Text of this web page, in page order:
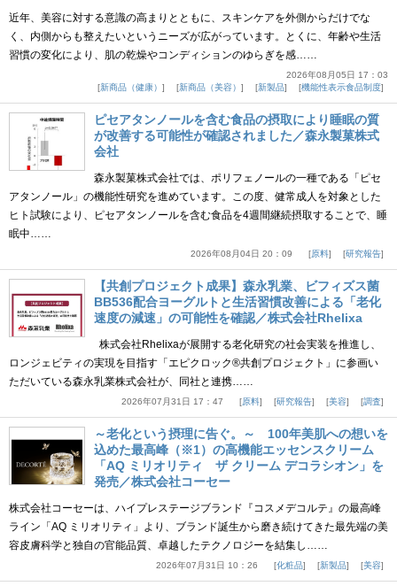
近年、美容に対する意識の高まりとともに、スキンケアを外側からだけでな
く、内側からも整えたいというニーズが広がっています。とくに、年齢や生活
習慣の変化により、肌の乾燥やコンディションのゆらぎを感……
2026年08月05日 17：03
新商品（健康）
新商品（美容） 新製品 機能性表示食品制度
ピセアタンノールを含む食品の摂取により睡眠の質
が改善する可能性が確認されました／森永製菓株式
会社
森永製菓株式会社では、ポリフェノールの一種である「ピセ
アタンノール」の機能性研究を進めています。この度、健常成人を対象とした
ヒト試験により、ピセアタンノールを含む食品を4週間継続摂取することで、睡
眠中……
2026年08月04日 20：09 原料 研究報告
【共創プロジェクト成果】森永乳業、ビフィズス菌
BB536配合ヨーグルトと生活習慣改善による「老化
速度の減速」の可能性を確認／株式会社Rhelixa
株式会社Rhelixaが展開する老化研究の社会実装を推進し、
ロンジェビティの実現を目指す「エピクロック®共創プロジェクト」に参画い
ただいている森永乳業株式会社が、同社と連携……
2026年07月31日 17：47 原料 研究報告 美容 調査
～老化という摂理に告ぐ。～ 100年美肌への想いを
込めた最高峰（※1）の高機能エッセンスクリーム
「AQ ミリオリティ ザ クリーム デコラシオン」を
発売／株式会社コーセー
株式会社コーセーは、ハイプレステージブランド『コスメデコルテ』の最高峰
ライン「AQ ミリオリティ」より、ブランド誕生から磨き続けてきた最先端の美
容皮膚科学と独自の官能品質、卓越したテクノロジーを結集し……
2026年07月31日 10：26 化粧品 新製品 美容